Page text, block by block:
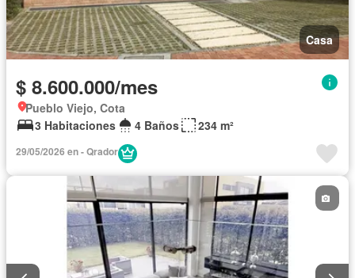
Casa
$ 8.600.000/mes
Pueblo Viejo, Cota
3 Habitaciones
4 Baños 234 m²
29/05/2026 en - Qrador